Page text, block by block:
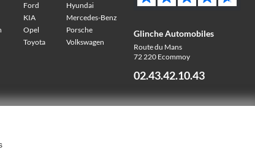
Ford
Hyundai
KIA
Mercedes-Benz
Opel
Porsche
Toyota Volkswagen
Glinche Automobiles
Route du Mans
72 220 Ecommoy
02.43.42.10.43